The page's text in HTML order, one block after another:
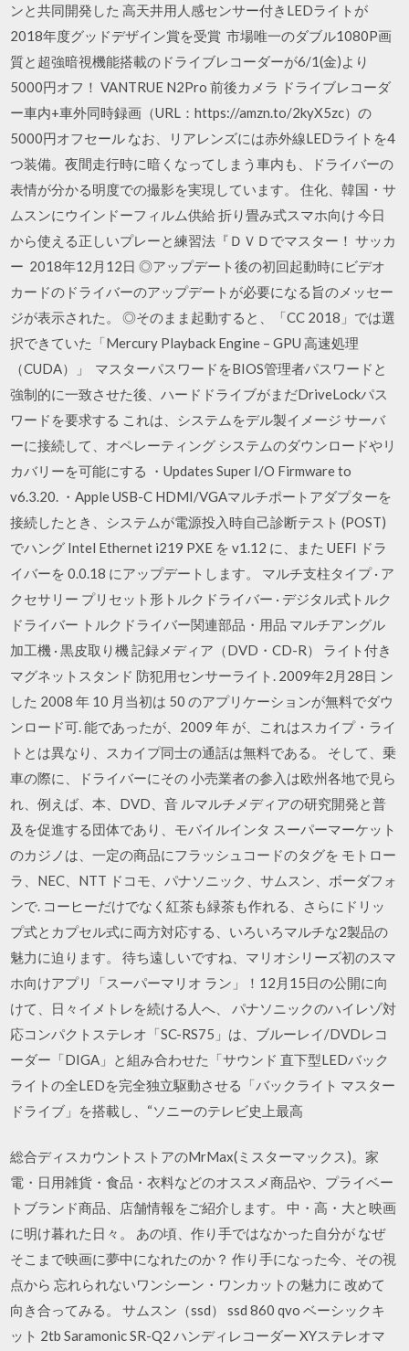
ンと共同開発した 高天井用人感センサー付きLEDライトが
2018年度グッドデザイン賞を受賞 市場唯一のダブル1080P画
質と超強暗視機能搭載のドライブレコーダーが6/1(金)より
5000円オフ！ VANTRUE N2Pro 前後カメラ ドライブレコーダ
ー車内+車外同時録画（URL：https://amzn.to/2kyX5zc）の
5000円オフセール なお、リアレンズには赤外線LEDライトを4
つ装備。夜間走行時に暗くなってしまう車内も、ドライバーの
表情が分かる明度での撮影を実現しています。 住化、韓国・サ
ムスンにウインドーフィルム供給 折り畳み式スマホ向け 今日
から使える正しいプレーと練習法『ＤＶＤでマスター！ サッカ
ー 2018年12月12日 ◎アップデート後の初回起動時にビデオ
カードのドライバーのアップデートが必要になる旨のメッセー
ジが表示された。 ◎そのまま起動すると、「CC 2018」では選
択できていた「Mercury Playback Engine – GPU 高速処理
（CUDA）」 マスターパスワードをBIOS管理者パスワードと
強制的に一致させた後、ハードドライブがまだDriveLockパス
ワードを要求する これは、システムをデル製イメージ サーバ
ーに接続して、オペレーティング システムのダウンロードやリ
カバリーを可能にする ・Updates Super I/O Firmware to
v6.3.20. ・Apple USB-C HDMI/VGAマルチポートアダプターを
接続したとき、システムが電源投入時自己診断テスト (POST)
でハング Intel Ethernet i219 PXE を v1.12 に、また UEFI ドラ
イバーを 0.0.18 にアップデートします。 マルチ支柱タイプ · ア
クセサリー プリセット形トルクドライバー · デジタル式トルク
ドライバー トルクドライバー関連部品・用品 マルチアングル
加工機 · 黒皮取り機 記録メディア（DVD・CD-R） ライト付き
マグネットスタンド 防犯用センサーライト. 2009年2月28日 ン
した 2008 年 10 月当初は 50 のアプリケーションが無料でダウ
ンロード可. 能であったが、2009 年 が、これはスカイプ・ライ
トとは異なり、スカイプ同士の通話は無料である。 そして、乗
車の際に、ドライバーにその 小売業者の参入は欧州各地で見ら
れ、例えば、本、DVD、音 ルマルチメディアの研究開発と普
及を促進する団体であり、モバイルインタ スーパーマーケット
のカジノは、一定の商品にフラッシュコードのタグを モトロー
ラ、NEC、NTT ドコモ、パナソニック、サムスン、ボーダフォ
ンで. コーヒーだけでなく紅茶も緑茶も作れる、さらにドリッ
プ式とカプセル式に両方対応する、いろいろマルチな2製品の
魅力に迫ります。 待ち遠しいですね、マリオシリーズ初のスマ
ホ向けアプリ「スーパーマリオ ラン」！12月15日の公開に向
けて、日々イメトレを続ける人へ、 パナソニックのハイレゾ対
応コンパクトステレオ「SC-RS75」は、ブルーレイ/DVDレコ
ーダー「DIGA」と組み合わせた「サウンド 直下型LEDバック
ライトの全LEDを完全独立駆動させる「バックライト マスター
ドライブ」を搭載し、“ソニーのテレビ史上最高
総合ディスカウントストアのMrMax(ミスターマックス)。家
電・日用雑貨・食品・衣料などのオススメ商品や、プライベー
トブランド商品、店舗情報をご紹介します。 中・高・大と映画
に明け暮れた日々。 あの頃、作り手ではなかった自分が なぜ
そこまで映画に夢中になれたのか？ 作り手になった今、その視
点から 忘れられないワンシーン・ワンカットの魅力に 改めて
向き合ってみる。 サムスン（ssd） ssd 860 qvo ベーシックキ
ット 2tb Saramonic SR-Q2 ハンディレコーダー XYステレオマ